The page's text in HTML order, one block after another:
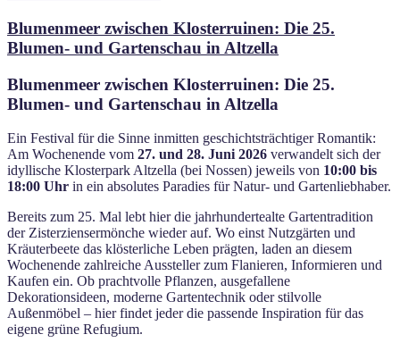
Blumenmeer zwischen Klosterruinen: Die 25.
Blumen- und Gartenschau in Altzella
Blumenmeer zwischen Klosterruinen: Die 25.
Blumen- und Gartenschau in Altzella
Ein Festival für die Sinne inmitten geschichtsträchtiger Romantik:
Am Wochenende vom 27. und 28. Juni 2026 verwandelt sich der
idyllische Klosterpark Altzella (bei Nossen) jeweils von 10:00 bis
18:00 Uhr in ein absolutes Paradies für Natur- und Gartenliebhaber.
Bereits zum 25. Mal lebt hier die jahrhundertealte Gartentradition
der Zisterziensermönche wieder auf. Wo einst Nutzgärten und
Kräuterbeete das klösterliche Leben prägten, laden an diesem
Wochenende zahlreiche Aussteller zum Flanieren, Informieren und
Kaufen ein. Ob prachtvolle Pflanzen, ausgefallene
Dekorationsideen, moderne Gartentechnik oder stilvolle
Außenmöbel – hier findet jeder die passende Inspiration für das
eigene grüne Refugium.